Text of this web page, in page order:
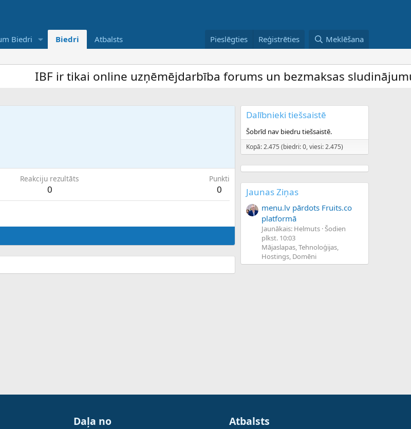
Biedri Biedri Atbalsts Pieslēgties Reģistrēties Meklēšana
IBF ir tikai online uzņēmējdarbība forums un bezmaksas sludinājumu
Reakciju rezultāts
0
Punkti
0
Dalībnieki tiešsaistē
Šobrīd nav biedru tiešsaistē.
Kopā: 2.475 (biedri: 0, viesi: 2.475)
Jaunas Ziņas
menu.lv pārdots Fruits.co
platformā
Jaunākais: Helmuts Šodien
plkst. 10:03
Mājaslapas, Tehnoloģijas,
Hostings, Domēni
Daļa no Atbalsts